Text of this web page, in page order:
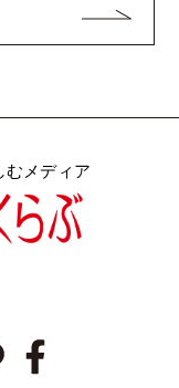
むメディア